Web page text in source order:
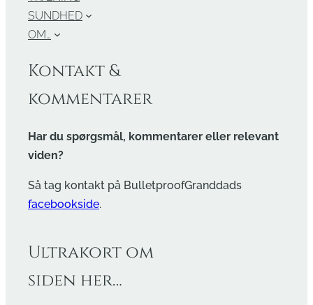
SUNDHED
OM…
Kontakt &
kommentarer
Har du spørgsmål, kommentarer eller relevant
viden?
Så tag kontakt på BulletproofGranddads
facebookside.
Ultrakort om
siden her…